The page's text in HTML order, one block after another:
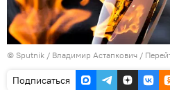
© Sputnik / Владимир Астапкович /
Подписаться